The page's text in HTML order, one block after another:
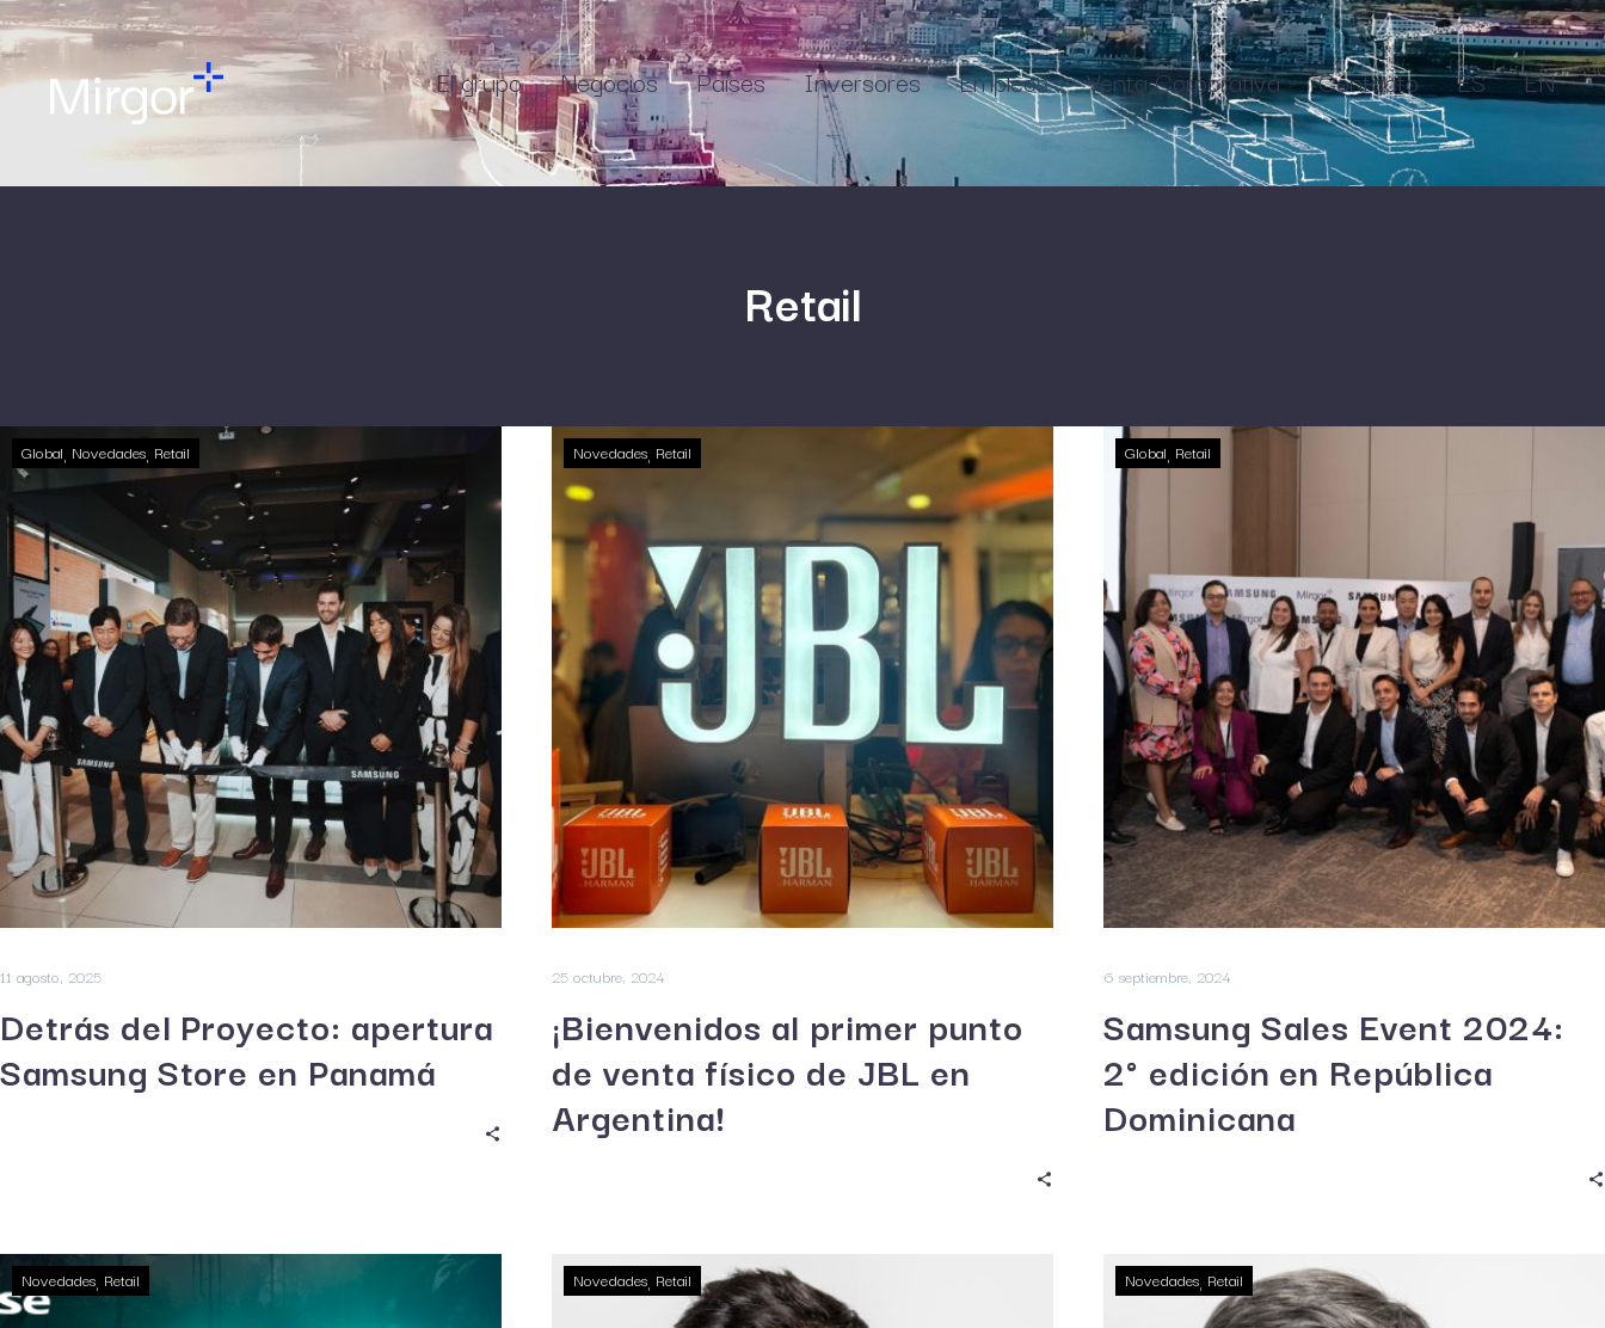
El grupo Negocios Países Inversores Empleos Venta Corporativa Contacto ES EN
Retail
Global Novedades Retail
11 agosto, 2025
Detrás del Proyecto: apertura
Samsung Store en Panamá
Novedades Retail
25 octubre, 2024
¡Bienvenidos al primer punto
de venta físico de JBL en
Argentina!
Global Retail
6 septiembre, 2024
Samsung Sales Event 2024:
2° edición en República
Dominicana
Novedades Retail Novedades Retail Novedades Retail